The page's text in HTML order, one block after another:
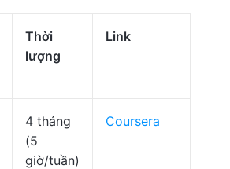
Thời
lượng
Link
4 tháng
(5
giờ/tuần)
Coursera